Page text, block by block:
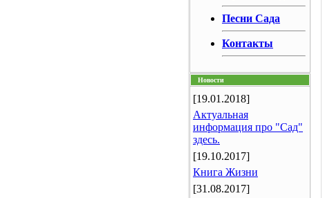
Песни Сада
Контакты
Новости
[19.01.2018]
Актуальная
информация про "Сад"
здесь.
[19.10.2017]
Книга Жизни
[31.08.2017]